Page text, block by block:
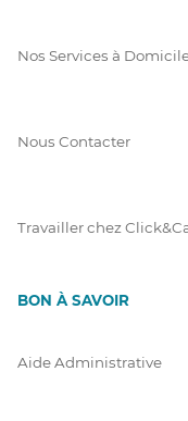
Nos Services à
Nous Contacter
Travailler chez
BON À SAVOIR
Aide Administrative